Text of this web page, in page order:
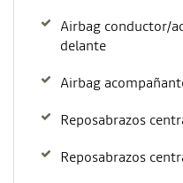
Airbag conductor/
delante
Airbag
Reposabrazos
Reposabrazos